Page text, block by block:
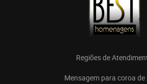
Regiões de
Mensagem para coroa